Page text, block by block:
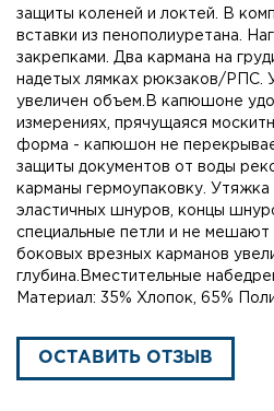
защиты коленей и локтей. В
вставки из пенополиуретана.
закрепками. Два кармана на
надетых лямках рюкзаков/РПС.
увеличен объем.В капюшоне
измерениях, прячущаяся
форма - капюшон не
защиты документов от воды
карманы гермоупаковку.
эластичных шнуров, концы
специальные петли и не мешают
боковых врезных карманов
глубина.Вместительные
Материал: 35% Хлопок, 65%
ОСТАВИТЬ ОТЗЫВ